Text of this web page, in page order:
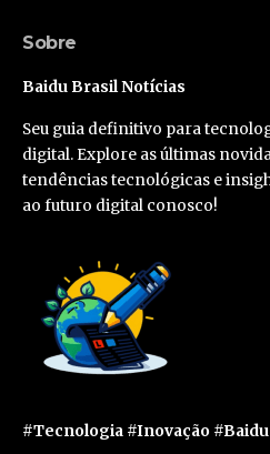
Sobre
Baidu Brasil Notícias
Seu guia definitivo para
digital. Explore as últimas
tendências tecnológicas e
ao futuro digital conosco!
#Tecnologia #Inovação